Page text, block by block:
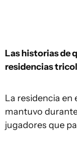
Las historias de
residencias
La residencia en
mantuvo
jugadores que